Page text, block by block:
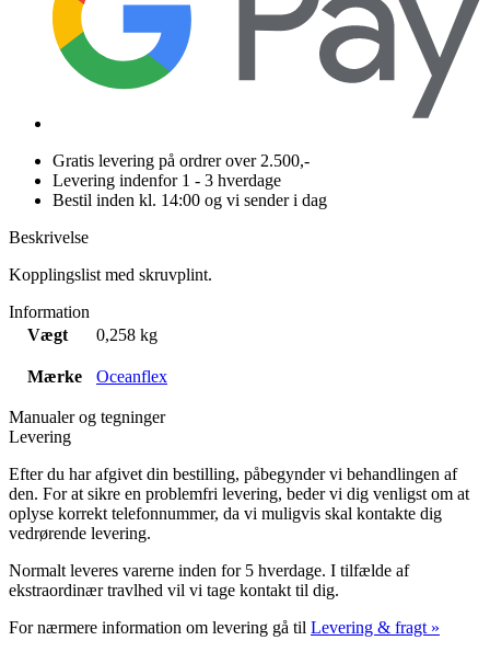
Gratis levering på ordrer over 2.500,-
Levering indenfor 1 - 3 hverdage
Bestil inden kl. 14:00 og vi sender i dag
Beskrivelse
Kopplingslist med skruvplint.
Information
Vægt
0,258 kg
Mærke Oceanflex
Manualer og tegninger
Levering
Efter du har afgivet din bestilling, påbegynder vi behandlingen af
den. For at sikre en problemfri levering, beder vi dig venligst om at
oplyse korrekt telefonnummer, da vi muligvis skal kontakte dig
vedrørende levering.
Normalt leveres varerne inden for 5 hverdage. I tilfælde af
ekstraordinær travlhed vil vi tage kontakt til dig.
For nærmere information om levering gå til Levering & fragt »